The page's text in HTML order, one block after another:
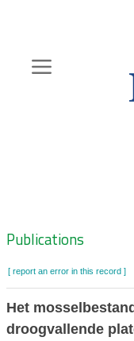
content
Zoeknavigatie
Publications
[ report an error in this record ]
Het
droogvallende